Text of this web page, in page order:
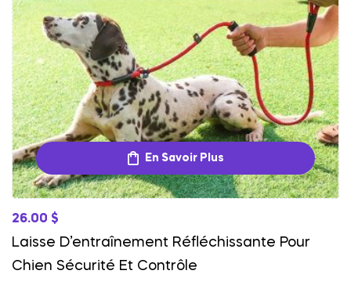
En Savoir Plus
26.00 $
Laisse D’entraînement Réfléchissante Pour
Chien Sécurité Et Contrôle